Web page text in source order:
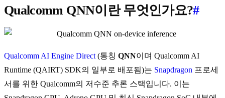
Qualcomm QNN이란 무엇인가요?#
Qualcomm AI Engine Direct (통칭 QNN이며 Qualcomm AI
Runtime (QAIRT) SDK의 일부로 배포됨)는 Snapdragon 프로세
서를 위한 Qualcomm의 저수준 추론 스택입니다. 이는